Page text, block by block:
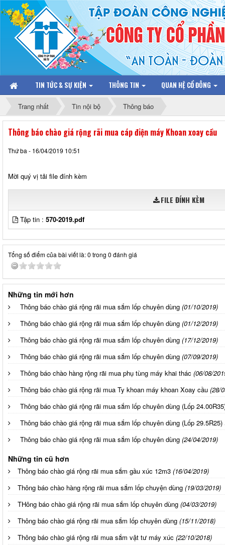
TIN TỨC & SỰ KIỆN THÔNG TIN QUAN HỆ CỔ ĐÔNG
Trang nhất Tin nội bộ Thông báo
Thông báo chào giá rộng rãi mua cáp điện máy Khoan xoay cầu
Thứ ba - 16/04/2019 10:51
Mời quý vị tải file đính kèm
FILE ĐÍNH KÈM
Tập tin : 570-2019.pdf
Tổng số điểm của bài viết là: 0 trong 0 đánh giá
Những tin mới hơn
Thông báo chào giá rộng rãi mua sắm lốp chuyên dùng (01/10/2019)
Thông báo chào giá rộng rãi mua sắm lốp chuyên dùng (01/12/2019)
Thông báo chào giá rộng rãi mua sắm lốp chuyên dùng (17/12/2019)
Thông báo chào giá rộng rãi mua sắm lốp chuyên dùng (07/09/2019)
Thông báo chào hàng rộng rãi mua phụ tùng máy khai thác (06/08/
Thông báo chào giá rộng rãi mua Ty khoan máy khoan Xoay cầu (28/
Thông báo chào giá rộng rãi mua sắm lốp chuyên dùng (Lốp
Thông báo chào giá rộng rãi mua sắm lốp chuyên dùng (Lốp 29.5R25)
Thông báo chào giá rộng rãi mua sắm lốp chuyên dùng (24/04/2019)
Những tin cũ hơn
Thông báo chào giá rộng rãi mua sắm gầu xúc 12m3 (16/04/2019)
Thông báo chào hàng rộng rãi mua sắm lốp chuyện dùng (19/03/2019)
THông báo chào giá rộng rãi mua sắm lốp chuyên dùng (04/03/2019)
Thông báo chào giá rộng rãi mua sắm lốp chuyên dùng (15/11/2018)
Thông báo chào giá rộng rãi mua sắm vật tư máy xúc (22/10/2018)